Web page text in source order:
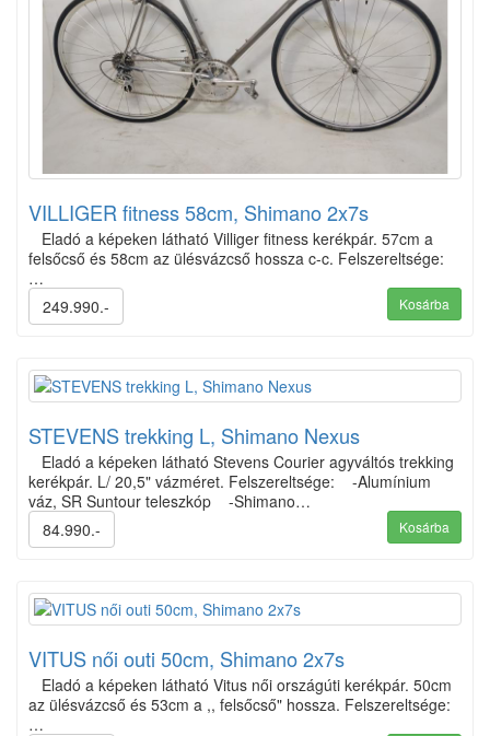
VILLIGER fitness 58cm, Shimano 2x7s
Eladó a képeken látható Villiger fitness kerékpár. 57cm a
felsőcső és 58cm az ülésvázcső hossza c-c. Felszereltsége:
…
249.990.-
Kosárba
STEVENS trekking L, Shimano Nexus
Eladó a képeken látható Stevens Courier agyváltós trekking
kerékpár. L/ 20,5" vázméret. Felszereltsége: -Alumínium
váz, SR Suntour teleszkóp -Shimano…
84.990.-
Kosárba
VITUS női outi 50cm, Shimano 2x7s
Eladó a képeken látható Vitus női országúti kerékpár. 50cm
az ülésvázcső és 53cm a ,, felsőcső" hossza. Felszereltsége:
…